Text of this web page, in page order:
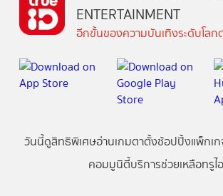
ENTERTAINMENT
อีกขั้นของความบันเทิงระดับโล
วันนี้ดูสิทธิพิเศษอ่านเกมตาตั้งช้อปปิ้งแพ็กเ
คอมมูนิตี้บริการช่วยเหลือทรูไ